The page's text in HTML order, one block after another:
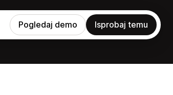
Pogledaj demo Isprobaj temu